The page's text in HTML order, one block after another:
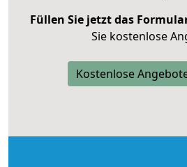
Füllen Sie jetzt das
Sie kostenlose
Kostenlose